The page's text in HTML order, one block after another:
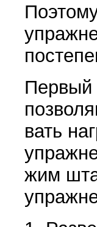
Первый
вать
жим